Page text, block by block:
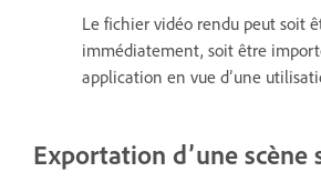
Le fichier vidéo rendu peut soit
immédiatement, soit être
application en vue d’une
Exportation d’une scène